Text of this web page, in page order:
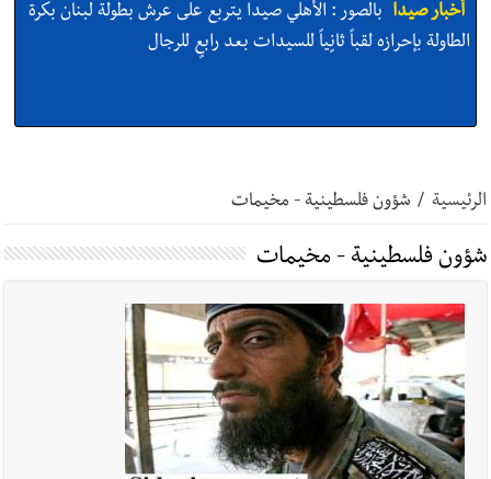
أخبار صيدا بالصور : النائب أسامة سعد يسستقبل عامر معطي
وغسان دالي بلطه في الذكرى الرابعة والعشرين لغياب مصطفى
بكرة الطاولة للرجال للعام الرابع على التوالي
أخبار صيدا بالصور: رئيسا بلديتي صيدا وصور يشاركان في ورشة
تقنية حول الحد من النفايات البحرية وشباك الصيد المهملة
الرئيسية / شؤون فلسطينية - مخيمات
شؤون فلسطينية - مخيمات